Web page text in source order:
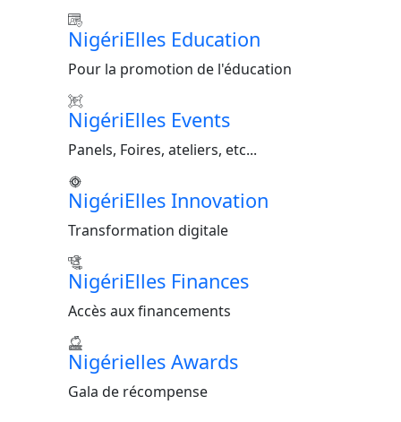
NigériElles Education
Pour la promotion de l'éducation
NigériElles Events
Panels, Foires, ateliers, etc...
NigériElles Innovation
Transformation digitale
NigériElles Finances
Accès aux financements
Nigérielles Awards
Gala de récompense